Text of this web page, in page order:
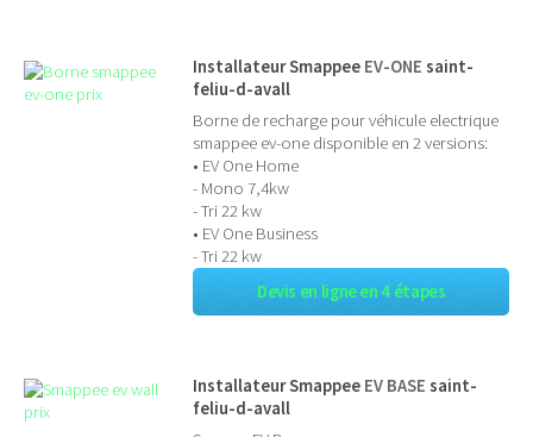
Installateur Smappee EV-ONE saint-
feliu-d-avall
Borne de recharge pour véhicule electrique
smappee ev-one disponible en 2 versions:
• EV One Home
- Mono 7,4kw
- Tri 22 kw
• EV One Business
- Tri 22 kw
Devis en ligne en 4 étapes
Installateur Smappee EV BASE saint-
feliu-d-avall